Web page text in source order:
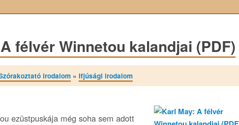
félvér Winnetou kalandjai (PDF)
irodalom» Ifjúsági irodalom
ezüstpuskája még soha sem adott